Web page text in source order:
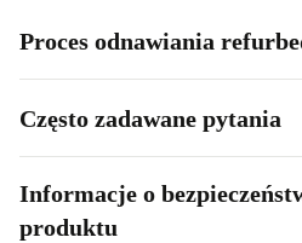
Proces odnawiania
Często zadawane pytania
Informacje o
produktu